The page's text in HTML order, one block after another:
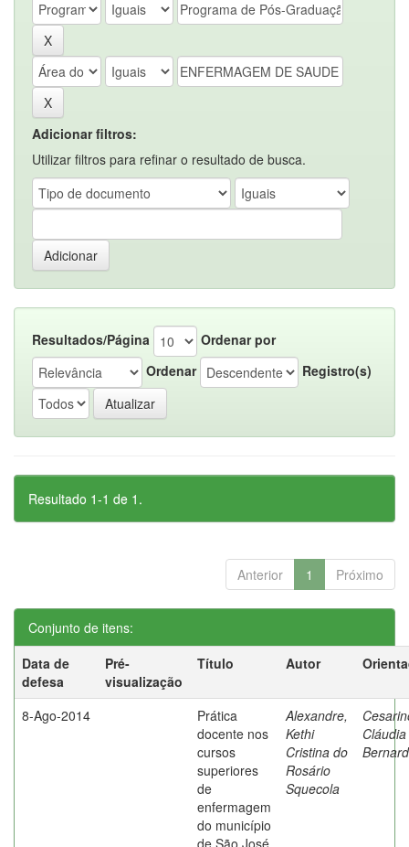
Adicionar filtros:
Utilizar filtros para refinar o resultado de busca.
Resultados/Página
Ordenar por
Ordenar
Registro(s)
Resultado 1-1 de 1.
Anterior 1 Próximo
Conjunto de itens:
Data de
defesa
Pré-
visualização
Título Autor
8-Ago-2014
Prática
docente nos
cursos
superiores
de
enfermagem
do município
de São José
Alexandre,
Kethi
Cristina do
Rosário
Squecola
Cláudia